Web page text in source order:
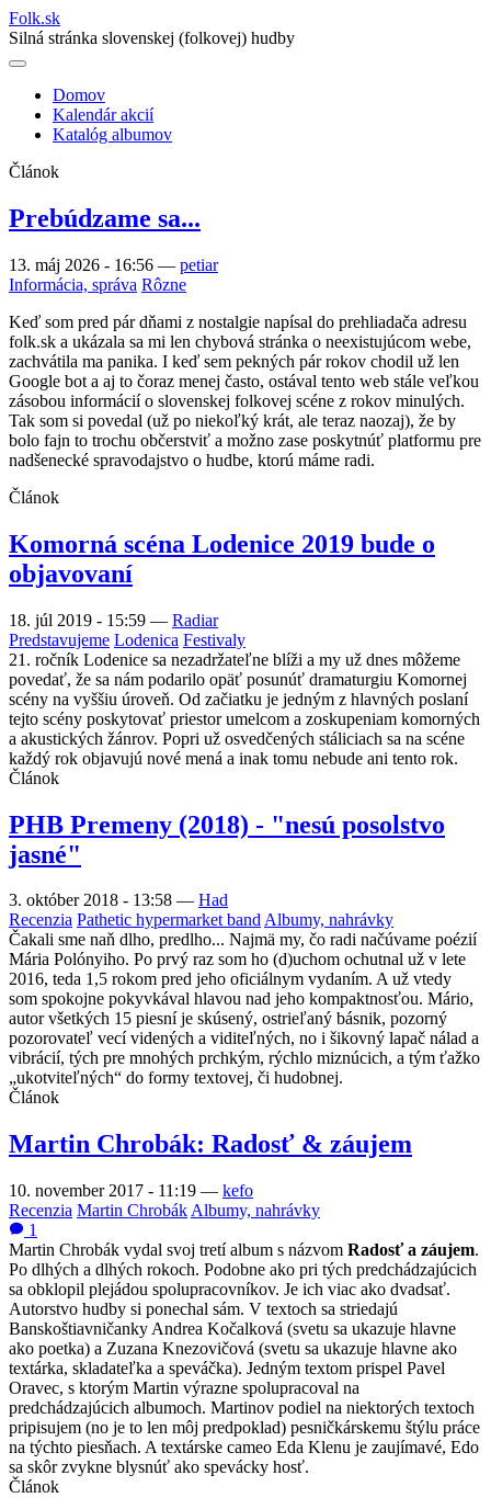
Folk.sk
Silná stránka slovenskej (folkovej) hudby
Main
navigation
Domov
Kalendár akcií
Katalóg albumov
Článok
Prebúdzame sa...
13. máj 2026 - 16:56 — petiar
Informácia, správa Rôzne
Keď som pred pár dňami z nostalgie napísal do prehliadača adresu
folk.sk a ukázala sa mi len chybová stránka o neexistujúcom webe,
zachvátila ma panika. I keď sem pekných pár rokov chodil už len
Google bot a aj to čoraz menej často, ostával tento web stále veľkou
zásobou informácií o slovenskej folkovej scéne z rokov minulých.
Tak som si povedal (už po niekoľký krát, ale teraz naozaj), že by
bolo fajn to trochu občerstviť a možno zase poskytnúť platformu pre
nadšenecké spravodajstvo o hudbe, ktorú máme radi.
Článok
Komorná scéna Lodenice 2019 bude o
objavovaní
18. júl 2019 - 15:59 — Radiar
Predstavujeme Lodenica Festivaly
21. ročník Lodenice sa nezadržateľne blíži a my už dnes môžeme
povedať, že sa nám podarilo opäť posunúť dramaturgiu Komornej
scény na vyššiu úroveň. Od začiatku je jedným z hlavných poslaní
tejto scény poskytovať priestor umelcom a zoskupeniam komorných
a akustických žánrov. Popri už osvedčených stáliciach sa na scéne
každý rok objavujú nové mená a inak tomu nebude ani tento rok.
Článok
PHB Premeny (2018) - "nesú posolstvo
jasné"
3. október 2018 - 13:58 — Had
Recenzia Pathetic hypermarket bandAlbumy, nahrávky
Čakali sme naň dlho, predlho... Najmä my, čo radi načúvame poézií
Mária Polónyiho. Po prvý raz som ho (d)uchom ochutnal už v lete
2016, teda 1,5 rokom pred jeho oficiálnym vydaním. A už vtedy
som spokojne pokyvkával hlavou nad jeho kompaktnosťou. Mário,
autor všetkých 15 piesní je skúsený, ostrieľaný básnik, pozorný
pozorovateľ vecí videných a viditeľných, no i šikovný lapač nálad a
vibrácií, tých pre mnohých prchkým, rýchlo miznúcich, a tým ťažko
„ukotviteľných“ do formy textovej, či hudobnej.
Článok
Martin Chrobák: Radosť & záujem
10. november 2017 - 11:19 — kefo
Recenzia Martin Chrobák Albumy, nahrávky
1
Martin Chrobák vydal svoj tretí album s názvom Radosť a záujem.
Po dlhých a dlhých rokoch. Podobne ako pri tých predchádzajúcich
sa obklopil plejádou spolupracovníkov. Je ich viac ako dvadsať.
Autorstvo hudby si ponechal sám. V textoch sa striedajú
Banskoštiavničanky Andrea Kočalková (svetu sa ukazuje hlavne
ako poetka) a Zuzana Knezovičová (svetu sa ukazuje hlavne ako
textárka, skladateľka a speváčka). Jedným textom prispel Pavel
Oravec, s ktorým Martin výrazne spolupracoval na
predchádzajúcich albumoch. Martinov podiel na niektorých textoch
pripisujem (no je to len môj predpoklad) pesničkárskemu štýlu práce
na týchto piesňach. A textárske cameo Eda Klenu je zaujímavé, Edo
sa skôr zvykne blysnúť ako spevácky hosť.
Článok